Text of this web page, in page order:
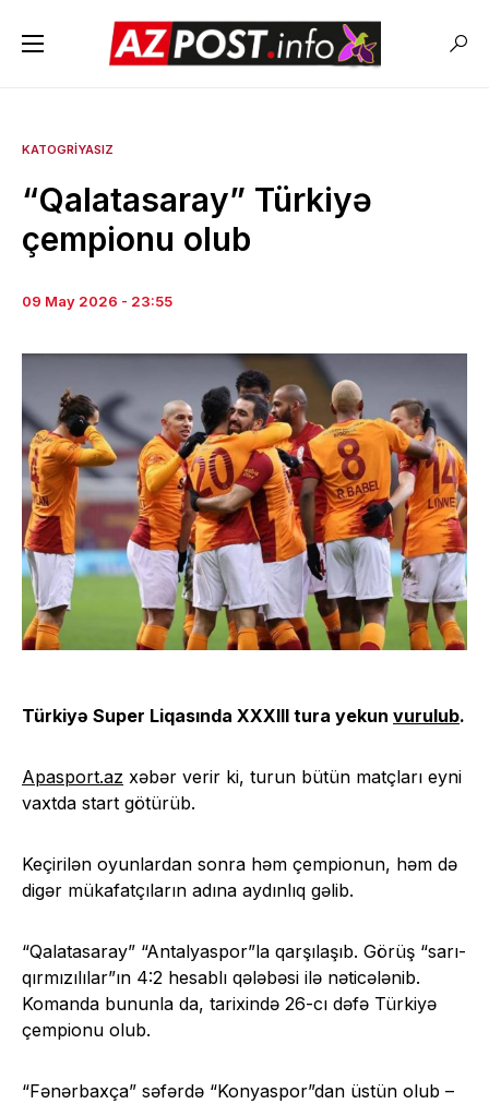
KATOGRIYASIZ
“Qalatasaray” Türkiyə
çempionu olub
09 May 2026 - 23:55
Türkiyə Super Liqasında XXXIII tura yekun vurulub.
Apasport.az xəbər verir ki, turun bütün matçları eyni
vaxtda start götürüb.
Keçirilən oyunlardan sonra həm çempionun, həm də
digər mükafatçıların adına aydınlıq gəlib.
“Qalatasaray” “Antalyaspor”la qarşılaşıb. Görüş “sarı-
qırmızılılar”ın 4:2 hesablı qələbəsi ilə nəticələnib.
Komanda bununla da, tarixində 26-cı dəfə Türkiyə
çempionu olub.
“Fənərbaxça” səfərdə “Konyaspor”dan üstün olub –